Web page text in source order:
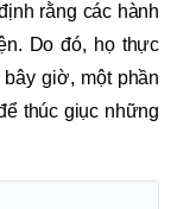
rằng các hành
Do đó, họ thực
giờ, một phần
thúc giục những